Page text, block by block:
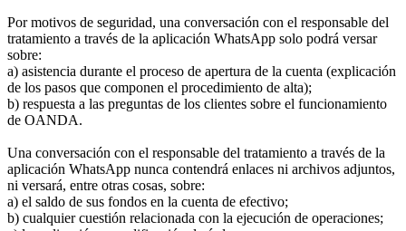
Por motivos de seguridad, una conversación con el responsable del
tratamiento a través de la aplicación WhatsApp solo podrá versar
sobre:
a) asistencia durante el proceso de apertura de la cuenta (explicación
de los pasos que componen el procedimiento de alta);
b) respuesta a las preguntas de los clientes sobre el funcionamiento
de OANDA.
Una conversación con el responsable del tratamiento a través de la
aplicación WhatsApp nunca contendrá enlaces ni archivos adjuntos,
ni versará, entre otras cosas, sobre:
a) el saldo de sus fondos en la cuenta de efectivo;
b) cualquier cuestión relacionada con la ejecución de operaciones;